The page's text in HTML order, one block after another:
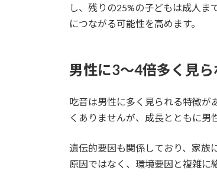
し、残りの25%の子どもは成人ま
につながる可能性を高めます。
男性に3〜4倍多く見
吃音は男性に多く見られる特徴が
くありませんが、成長とともに男
遺伝的要因も関係しており、家族
原因ではなく、環境要因と複雑に